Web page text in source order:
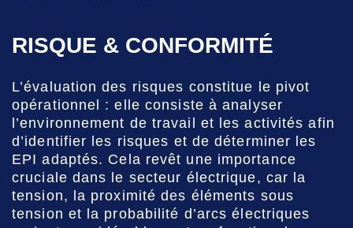
RISQUE & CONFORMITÉ
L’évaluation des risques constitue le pivot
opérationnel : elle consiste à analyser
l’environnement de travail et les activités afin
d’identifier les risques et de déterminer les
EPI adaptés. Cela revêt une importance
cruciale dans le secteur électrique, car la
tension, la proximité des éléments sous
tension et la probabilité d’arcs électriques